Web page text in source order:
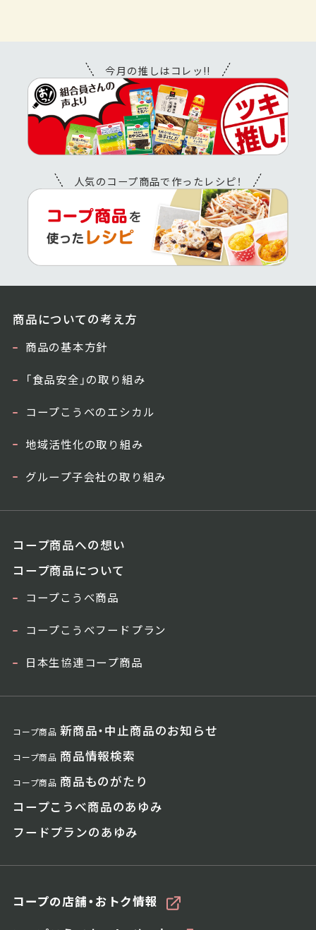
人気のコープ商品で作ったレシピ！
今月の推しはコレッ!!
商品についての考え方
商品の基本方針
「食品安全」の取り組み
コープこうべのエシカル
地域活性化の取り組み
グループ子会社の取り組み
コープ商品への想い
コープ商品について
コープこうべ商品
コープこうべフードプラン
日本生協連コープ商品
コープ商品 新商品・中止商品のお知らせ
コープ商品 商品情報検索
コープ商品 商品ものがたり
コープこうべ商品のあゆみ
フードプランのあゆみ
コープの店舗・おトク情報